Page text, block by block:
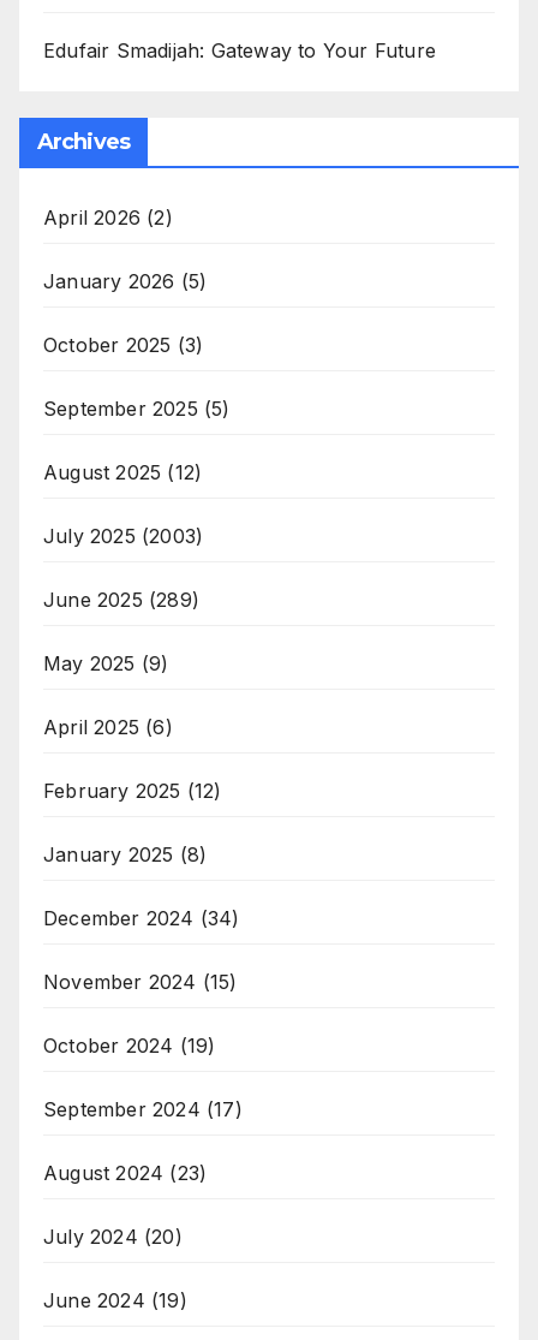
Edufair Smadijah: Gateway to Your Future
Archives
April 2026 (2)
January 2026 (5)
October 2025 (3)
September 2025 (5)
August 2025 (12)
July 2025 (2003)
June 2025 (289)
May 2025 (9)
April 2025 (6)
February 2025 (12)
January 2025 (8)
December 2024 (34)
November 2024 (15)
October 2024 (19)
September 2024 (17)
August 2024 (23)
July 2024 (20)
June 2024 (19)